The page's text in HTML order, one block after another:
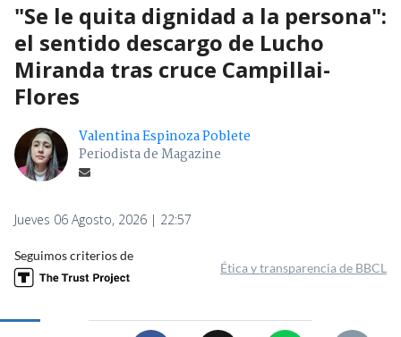
"Se le quita dignidad a la persona":
el sentido descargo de Lucho
Miranda tras cruce Campillai-
Flores
Valentina Espinoza Poblete
Periodista de Magazine
Jueves 06 Agosto, 2026 | 22:57
Seguimos criterios de
Ética y transparencia de BBCL